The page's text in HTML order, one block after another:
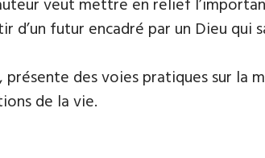
veut mettre en relief
d’un futur encadré par un Dieu
des voies pratiques sur la
de la vie.